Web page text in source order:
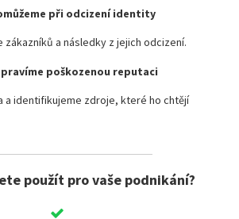
při odcizení identity
zákazníků a následky z jejich odcizení.
poškozenou reputaci
a identifikujeme zdroje, které ho chtějí
použít pro vaše podnikání?